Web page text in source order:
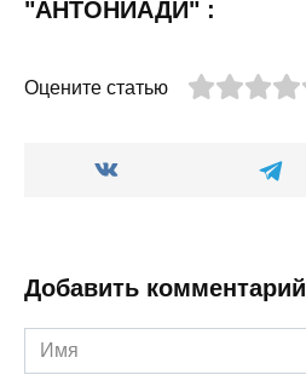
"АНТОНИАДИ" :
Оцените статью
Добавить комментарий
Имя
*